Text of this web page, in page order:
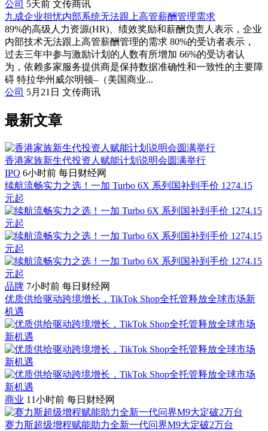
公司 5天前 文传商讯
九成企业担忧内部系统无法跟上高管薪酬管理需求
89%的高级人力资源(HR)、绩效奖励和薪酬负责人表示，企业
内部技术无法跟上高管薪酬管理的需求 80%的受访者表示，
过去三年中参与激励计划的人数有所增加 66%的受访者认
为，依赖多家服务提供商是保持数据准确性和一致性的主要障
碍 特拉华州威尔明顿–（美国商业...
公司 5月21日 文传商讯
最新文章
香港家族新生代投资人赋能计划说明会圆满举行
IPO 6小时前 每日财经网
续航流畅实力之选！一加 Turbo 6X 系列国补到手价 1274.15
元起
品牌 7小时前 每日财经网
优质供给驱动跨境增长，TikTok Shop全托管释放全球市场新
机遇
商业 11小时前 每日财经网
赛力斯超级增程赋能助力全新一代问界M9大定破2万台